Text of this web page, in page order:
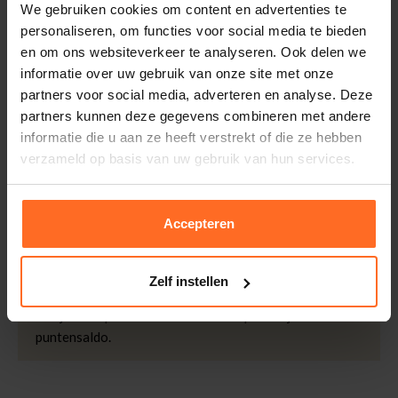
We gebruiken cookies om content en advertenties te
personaliseren, om functies voor social media te bieden
en om ons websiteverkeer te analyseren. Ook delen we
informatie over uw gebruik van onze site met onze
partners voor social media, adverteren en analyse. Deze
partners kunnen deze gegevens combineren met andere
informatie die u aan ze heeft verstrekt of die ze hebben
verzameld op basis van uw gebruik van hun services.
Accepteren
Zelf instellen
Merk
Havaianas
Kleur
Bruin
Kwaliteit
Bandje: 100% PVC -
Zool: 100% Rubber
Bezorging is altijd gratis, binnen 1-3 werkdagen
thuisgeleverd met DHL.
Retourneren
Binnen 30 dagen eenvoudig retourneren via DHL voor
slechts € 4,95 of op eigen kosten via PostNL. In de
Bomont winkels kunt u ook gratis retourneren.
Betalen
5% Spaarbonus
in de vorm van een waardecheque. Log in je account en
puntensaldo.